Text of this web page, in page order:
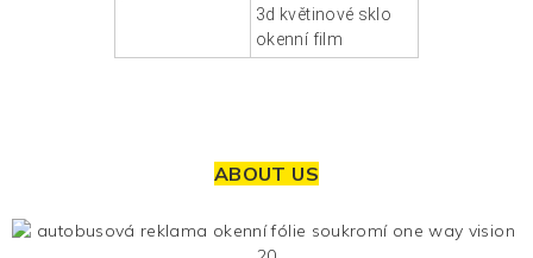
3d květinové sklo
okenní film
ABOUT US